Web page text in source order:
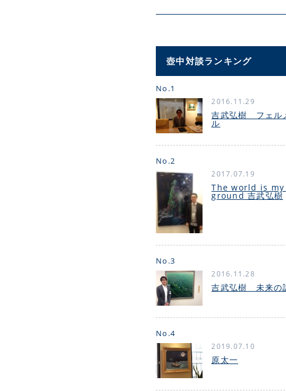
壺中対談ランキング
No.1
2016.11.29
吉武弘樹 フェル
ル
No.2
2017.07.19
The world is
ground 吉武弘樹
No.3
2016.11.28
吉武弘樹 未来の
No.4
2019.07.10
原太一